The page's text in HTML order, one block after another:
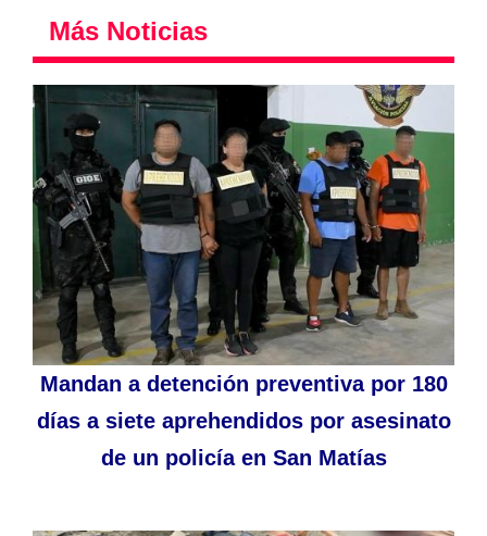
Más Noticias
Mandan a detención preventiva por 180
días a siete aprehendidos por asesinato
de un policía en San Matías